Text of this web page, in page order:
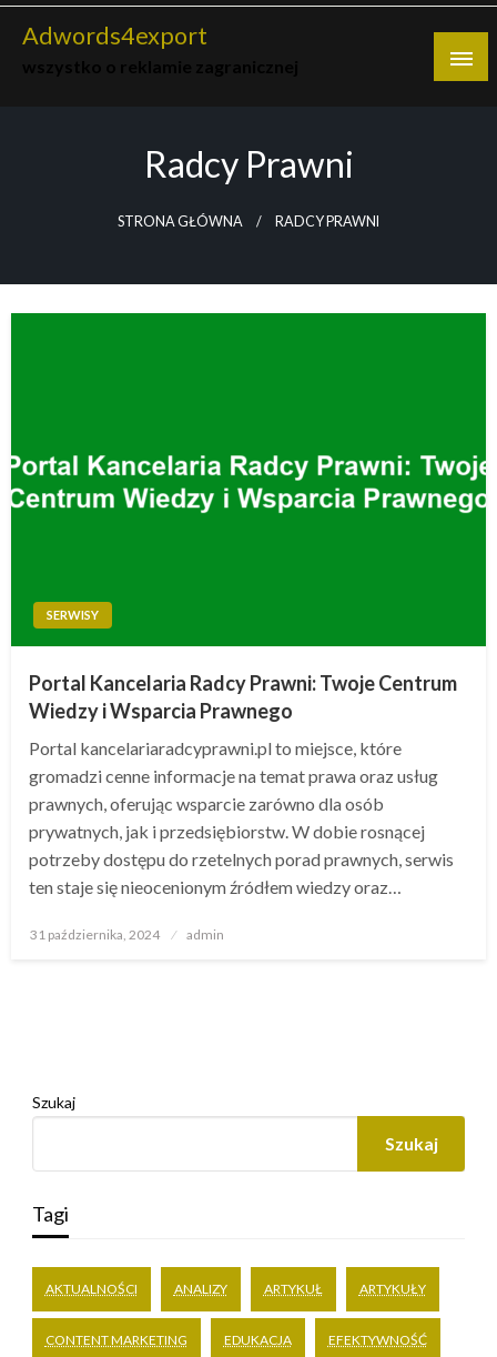
Skip
Adwords4export
Radcy Prawni
STRONA GŁÓWNA RADCY PRAWNI
SERWISY
Portal Kancelaria Radcy Prawni: Twoje Centrum
Wiedzy i Wsparcia Prawnego
Portal kancelariaradcyprawni.pl to miejsce, które
gromadzi cenne informacje na temat prawa oraz usług
prawnych, oferując wsparcie zarówno dla osób
prywatnych, jak i przedsiębiorstw. W dobie rosnącej
potrzeby dostępu do rzetelnych porad prawnych, serwis
ten staje się nieocenionym źródłem wiedzy oraz…
Opublikowane
31 października, 2024 admin
Szukaj
Szukaj
Tagi
AKTUALNOŚCI ANALIZY ARTYKUŁ ARTYKUŁY
CONTENT MARKETING EDUKACJA EFEKTYWNOŚĆ